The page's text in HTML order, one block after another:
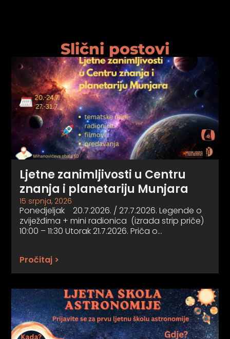
Slični postovi
Ljetne zanimljivosti u Centru
znanja i planetariju Munjara
15 srpnja, 2026
Ponedjeljak 20.7.2026. / 27.7.2026. Legende o
zviježđima + mini radionica (izrada strip priče)
10:00 – 11:30 Utorak 21.7.2026. Priča o…
Pročitaj >